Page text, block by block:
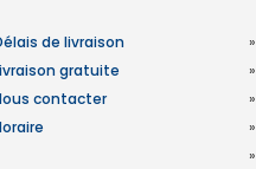
de livraison
gratuite
contacter
»
»
»
»
»